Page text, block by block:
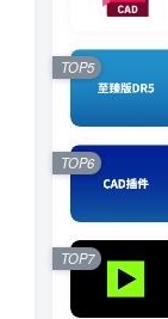
TOP5
TOP6
TOP7